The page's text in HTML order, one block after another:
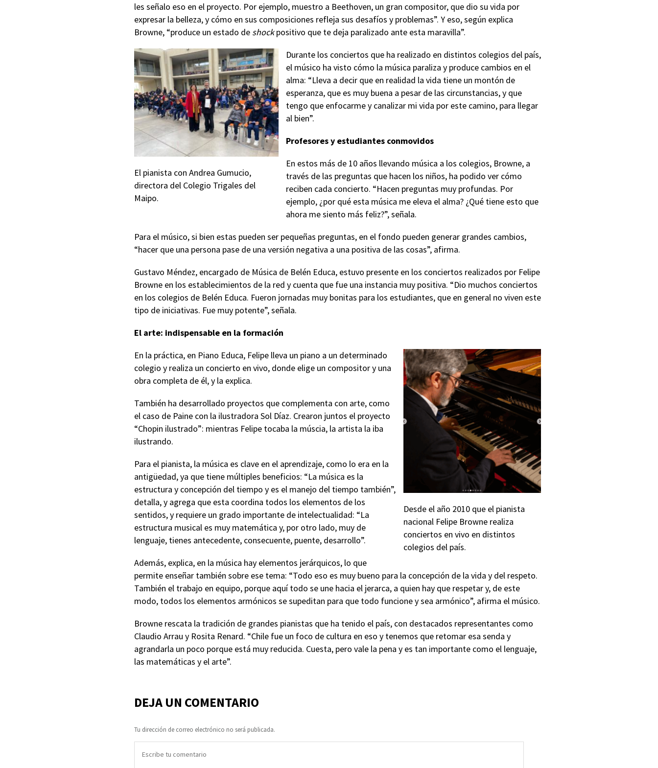
les señalo eso en el proyecto. Por ejemplo, muestro a Beethoven, un gran compositor, que dio su vida por
expresar la belleza, y cómo en sus composiciones refleja sus desafíos y problemas”. Y eso, según explica
Browne, “produce un estado de shockpositivo que te deja paralizado ante esta maravilla”.
El pianista con Andrea Gumucio,
directora del Colegio Trigales del
Maipo.
Durante los conciertos que ha realizado en distintos colegios del país,
el músico ha visto cómo la música paraliza y produce cambios en el
alma: “Lleva a decir que en realidad la vida tiene un montón de
esperanza, que es muy buena a pesar de las circunstancias, y que
tengo que enfocarme y canalizar mi vida por este camino, para llegar
al bien”.
Profesores y estudiantes conmovidos
En estos más de 10 años llevando música a los colegios, Browne, a
través de las preguntas que hacen los niños, ha podido ver cómo
reciben cada concierto. “Hacen preguntas muy profundas. Por
ejemplo, ¿por qué esta música me eleva el alma? ¿Qué tiene esto que
ahora me siento más feliz?”, señala.
Para el músico, si bien estas pueden ser pequeñas preguntas, en el fondo pueden generar grandes cambios,
“hacer que una persona pase de una versión negativa a una positiva de las cosas”, afirma.
Gustavo Méndez, encargado de Música de Belén Educa, estuvo presente en los conciertos realizados por Felipe
Browne en los establecimientos de la red y cuenta que fue una instancia muy positiva. “Dio muchos conciertos
en los colegios de Belén Educa. Fueron jornadas muy bonitas para los estudiantes, que en general no viven este
tipo de iniciativas. Fue muy potente”, señala.
El arte: indispensable en la formación
Desde el año 2010 que el pianista
nacional Felipe Browne realiza
conciertos en vivo en distintos
colegios del país.
En la práctica, en Piano Educa, Felipe lleva un piano a un determinado
colegio y realiza un concierto en vivo, donde elige un compositor y una
obra completa de él, y la explica.
También ha desarrollado proyectos que complementa con arte, como
el caso de Paine con la ilustradora Sol Díaz. Crearon juntos el proyecto
“Chopin ilustrado”: mientras Felipe tocaba la múscia, la artista la iba
ilustrando.
Para el pianista, la música es clave en el aprendizaje, como lo era en la
antigüedad, ya que tiene múltiples beneficios: “La música es la
estructura y concepción del tiempo y es el manejo del tiempo también”,
detalla, y agrega que esta coordina todos los elementos de los
sentidos, y requiere un grado importante de intelectualidad: “La
estructura musical es muy matemática y, por otro lado, muy de
lenguaje, tienes antecedente, consecuente, puente, desarrollo”.
Además, explica, en la música hay elementos jerárquicos, lo que
permite enseñar también sobre ese tema: “Todo eso es muy bueno para la concepción de la vida y del respeto.
También el trabajo en equipo, porque aquí todo se une hacia el jerarca, a quien hay que respetar y, de este
modo, todos los elementos armónicos se supeditan para que todo funcione y sea armónico”, afirma el músico.
Browne rescata la tradición de grandes pianistas que ha tenido el país, con destacados representantes como
Claudio Arrau y Rosita Renard. “Chile fue un foco de cultura en eso y tenemos que retomar esa senda y
agrandarla un poco porque está muy reducida. Cuesta, pero vale la pena y es tan importante como el lenguaje,
las matemáticas y el arte”.
DEJA UN COMENTARIO
Tu dirección de correo electrónico no será publicada.